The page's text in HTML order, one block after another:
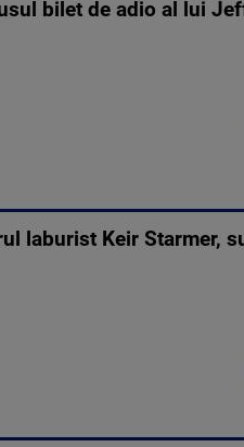
bilet de adio al lui
laburist Keir Starmer,